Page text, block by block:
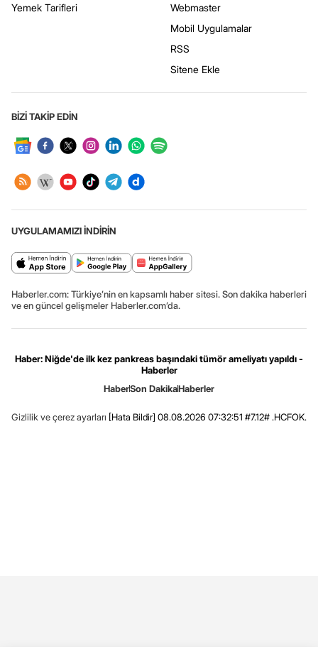
Yemek Tarifleri
Webmaster
Mobil Uygulamalar
RSS
Sitene Ekle
BİZİ TAKİP EDİN
UYGULAMAMIZI İNDİRİN
Haberler.com: Türkiye’nin en kapsamlı haber sitesi. Son dakika haberleri
ve en güncel gelişmeler Haberler.com’da.
Haber: Niğde'de ilk kez pankreas başındaki tümör ameliyatı yapıldı -
Haberler
HaberSon DakikaHaberler
Gizlilik ve çerez ayarları [Hata Bildir] 08.08.2026 07:32:51 #7.12# .HCFOK.